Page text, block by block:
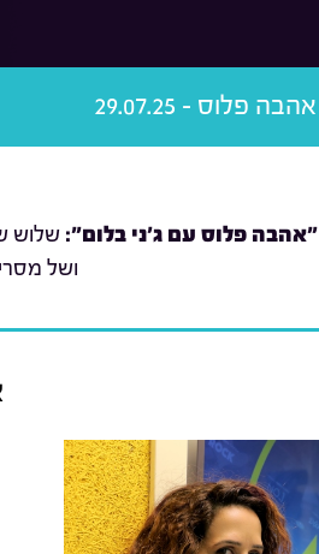
אהבה פלוס - 29.07.25
"אהבה פלוס עם ג'ני בלום": שלוש
ושל